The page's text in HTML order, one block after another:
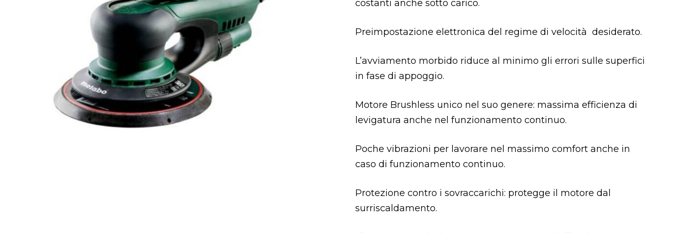
costanti anche sotto carico.
Preimpostazione elettronica del regime di velocità desiderato.
L’avviamento morbido riduce al minimo gli errori sulle superfici
in fase di appoggio.
Motore Brushless unico nel suo genere: massima efficienza di
levigatura anche nel funzionamento continuo.
Poche vibrazioni per lavorare nel massimo comfort anche in
caso di funzionamento continuo.
Protezione contro i sovraccarichi: protegge il motore dal
surriscaldamento.